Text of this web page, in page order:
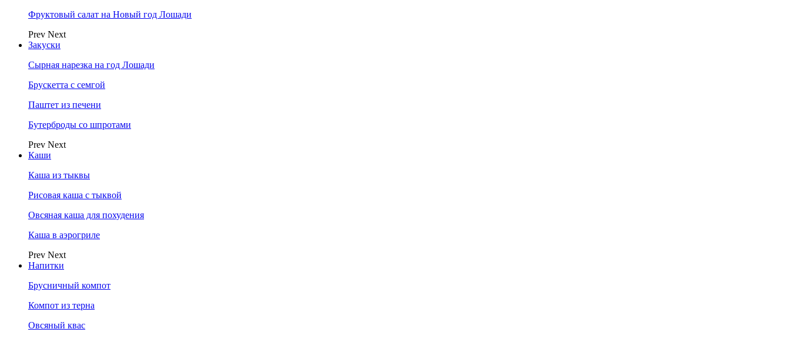
Фруктовый салат на Новый год Лошади
Prev Next
Закуски
Сырная нарезка на год Лошади
Брускетта с семгой
Паштет из печени
Бутерброды со шпротами
Prev Next
Каши
Каша из тыквы
Рисовая каша с тыквой
Овсяная каша для похудения
Каша в аэрогриле
Prev Next
Напитки
Брусничный компот
Компот из терна
Овсяный квас